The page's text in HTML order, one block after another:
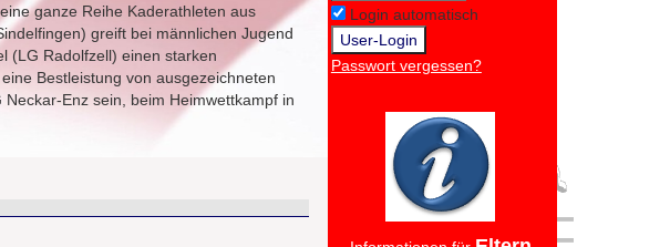
ganze Reihe Kaderathleten aus
greift bei männlichen Jugend
(LG Radolfzell) einen starken
Bestleistung von ausgezeichneten
Enz sein, beim Heimwettkampf in
Login automatisch
Passwort vergessen?